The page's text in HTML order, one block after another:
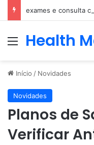
exames e consulta
Menu
Health
Início / Novidades
Novidades
Planos de
Verificar